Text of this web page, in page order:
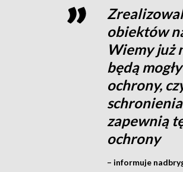
obiektów
Wiemy już
będą
ochrony,
zapewnią
ochrony
– informuje